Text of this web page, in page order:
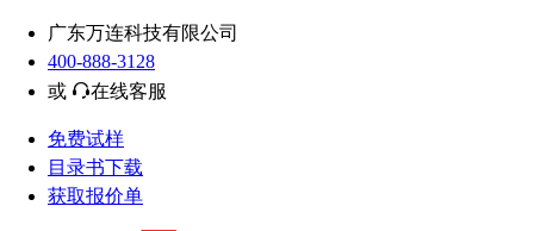
广东万连科技有限公司
400-888-3128
或
在线客服
免费试样
目录书下载
获取报价单